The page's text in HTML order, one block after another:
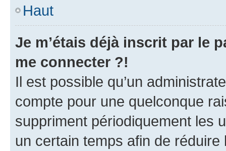
Haut
Je m’étais déjà inscrit par le
me connecter ?!
Il est possible qu’un
compte pour une quelconque
suppriment périodiquement les
un certain temps afin de